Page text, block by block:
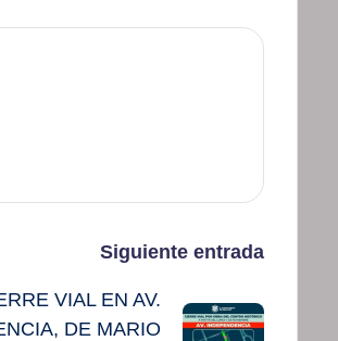
Siguiente entrada
VIAL EN AV.
DE MARIO